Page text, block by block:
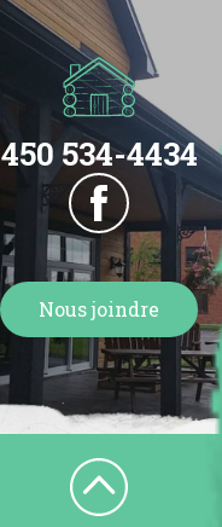
450 534-4434
Nous joindre